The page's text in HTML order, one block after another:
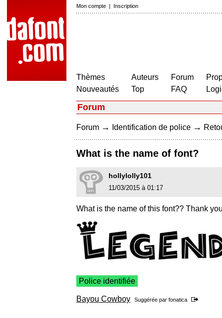
Mon compte | Inscription
Thèmes
Nouveautés
Auteurs
Top
Forum
FAQ
Forum
Forum → Identification de police →
What is the name of font?
hollylolly101
11/03/2015 à 01:17
What is the name of this font?? Thank
Police identifiée
Bayou Cowboy Suggérée par fonatica